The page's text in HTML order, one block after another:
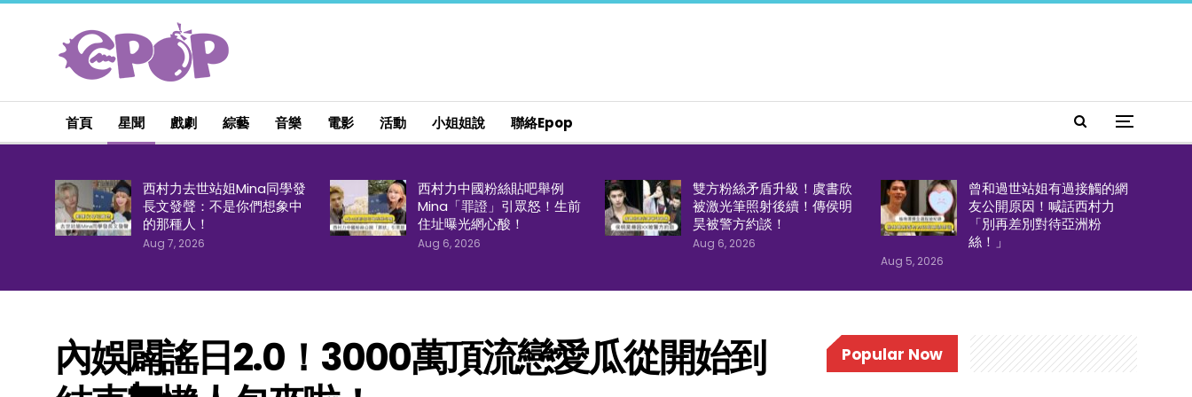
首頁 星聞 戲劇 綜藝 音樂 電影 活動 小姐姐說 聯絡epop
西村力去世站姐Mina同學發
長文發聲：不是你們想象中
的那種人！
Aug 7, 2026
西村力中國粉絲貼吧舉例
Mina「罪證」引眾怒！生前
住址曝光網心酸！
Aug 6, 2026
雙方粉絲矛盾升級！虞書欣
被激光筆照射後續！傳侯明
昊被警方約談！
Aug 6, 2026
曾和過世站姐有過接觸的網
友公開原因！喊話西村力
「別再差別對待亞洲粉
絲！」
Aug 5, 2026
內娛闢謠日2.0！3000萬頂流戀愛瓜從開始到
Popular Now